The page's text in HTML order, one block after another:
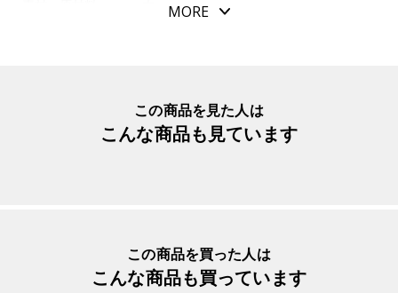
MORE
この商品を見た人は
こんな商品も見ています
この商品を買った人は
こんな商品も買っています